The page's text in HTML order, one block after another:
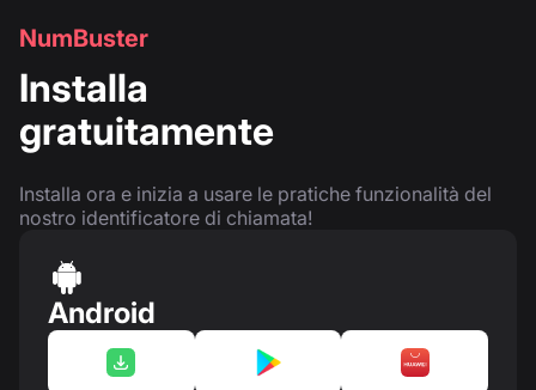
NumBuster
Installa
gratuitamente
Installa ora e inizia a usare le pratiche funzionalità del
nostro identificatore di chiamata!
Android